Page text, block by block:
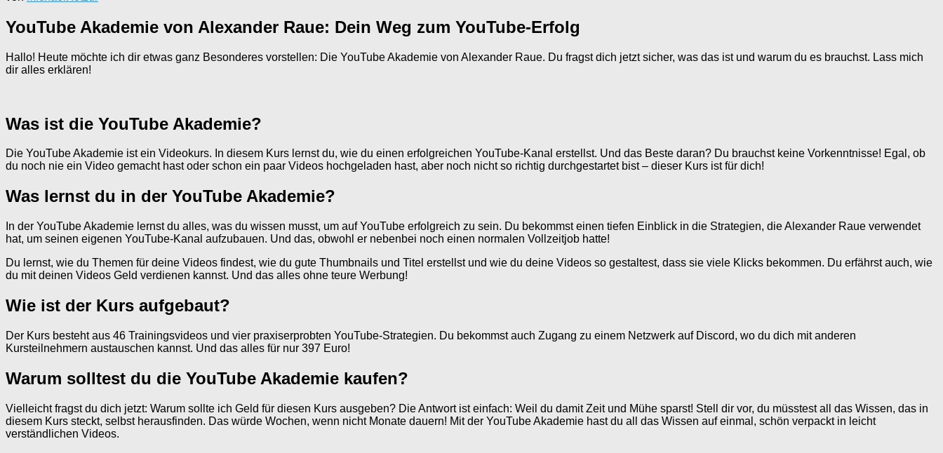
YouTube Akademie von Alexander Raue: Dein Weg zum YouTube-Erfolg
Hallo! Heute möchte ich dir etwas ganz Besonderes vorstellen: Die YouTube Akademie von Alexander Raue. Du fragst dich jetzt sicher, was das ist und warum du es brauchst. Lass mich
dir alles erklären!
Was ist die YouTube Akademie?
Die YouTube Akademie ist ein Videokurs. In diesem Kurs lernst du, wie du einen erfolgreichen YouTube-Kanal erstellst. Und das Beste daran? Du brauchst keine Vorkenntnisse! Egal, ob
du noch nie ein Video gemacht hast oder schon ein paar Videos hochgeladen hast, aber noch nicht so richtig durchgestartet bist – dieser Kurs ist für dich!
Was lernst du in der YouTube Akademie?
In der YouTube Akademie lernst du alles, was du wissen musst, um auf YouTube erfolgreich zu sein. Du bekommst einen tiefen Einblick in die Strategien, die Alexander Raue verwendet
hat, um seinen eigenen YouTube-Kanal aufzubauen. Und das, obwohl er nebenbei noch einen normalen Vollzeitjob hatte!
Du lernst, wie du Themen für deine Videos findest, wie du gute Thumbnails und Titel erstellst und wie du deine Videos so gestaltest, dass sie viele Klicks bekommen. Du erfährst auch, wie
du mit deinen Videos Geld verdienen kannst. Und das alles ohne teure Werbung!
Wie ist der Kurs aufgebaut?
Der Kurs besteht aus 46 Trainingsvideos und vier praxiserprobten YouTube-Strategien. Du bekommst auch Zugang zu einem Netzwerk auf Discord, wo du dich mit anderen
Kursteilnehmern austauschen kannst. Und das alles für nur 397 Euro!
Warum solltest du die YouTube Akademie kaufen?
Vielleicht fragst du dich jetzt: Warum sollte ich Geld für diesen Kurs ausgeben? Die Antwort ist einfach: Weil du damit Zeit und Mühe sparst! Stell dir vor, du müsstest all das Wissen, das in
diesem Kurs steckt, selbst herausfinden. Das würde Wochen, wenn nicht Monate dauern! Mit der YouTube Akademie hast du all das Wissen auf einmal, schön verpackt in leicht
verständlichen Videos.